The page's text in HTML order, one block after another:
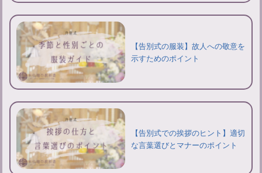
【告別式の服装】故人への敬意を
示すためのポイント
【告別式での挨拶のヒント】適切
な言葉選びとマナーのポイント